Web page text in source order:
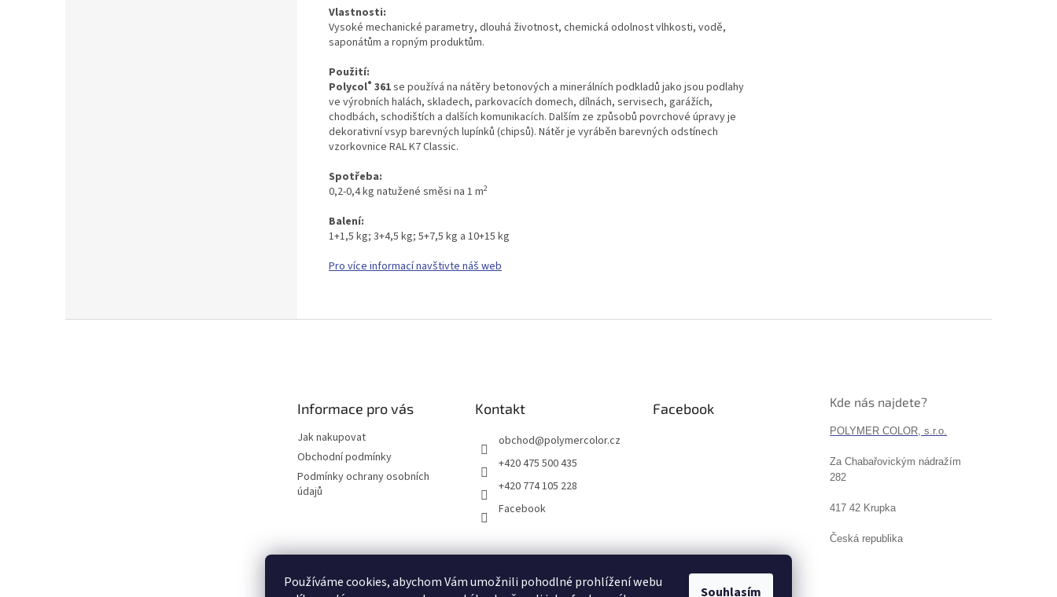
Používáme cookies, abychom Vám umožnili pohodlné prohlížení webu
Souhlasím
Vlastnosti:
Vysoké mechanické parametry, dlouhá životnost, chemická odolnost vlhkosti, vodě,
saponátům a ropným produktům.
Použití:
Polycol® 361se používá na nátěry betonových a minerálních podkladů jako jsou podlahy
ve výrobních halách, skladech, parkovacích domech, dílnách, servisech, garážích,
chodbách, schodištích a dalších komunikacích. Dalším ze způsobů povrchové úpravy je
dekorativní vsyp barevných lupínků (chipsů). Nátěr je vyráběn barevných odstínech
vzorkovnice RAL K7 Classic.
Spotřeba:
0,2-0,4 kg natužené směsi na 1 m2
Balení:
1+1,5 kg; 3+4,5 kg; 5+7,5 kg a 10+15 kg
Pro více informací navštivte náš web
Informace pro vás
Jak nakupovat
Obchodní podmínky
Podmínky ochrany osobních
údajů
Kontakt
obchod@polymercolor.cz
+420 475 500 435
+420 774 105 228
Facebook
Facebook Kde nás najdete?
POLYMER COLOR, s.r.o.
Za Chabařovickým nádražím
282
417 42 Krupka
Česká republika